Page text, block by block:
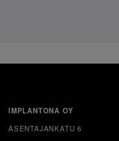
IMPLANTONA OY
ASENTAJANKATU 6